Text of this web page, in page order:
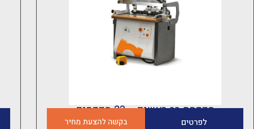
מקדחת רב ראשים – 23 מקדחים
לפרטים בקשה להצעת מחיר